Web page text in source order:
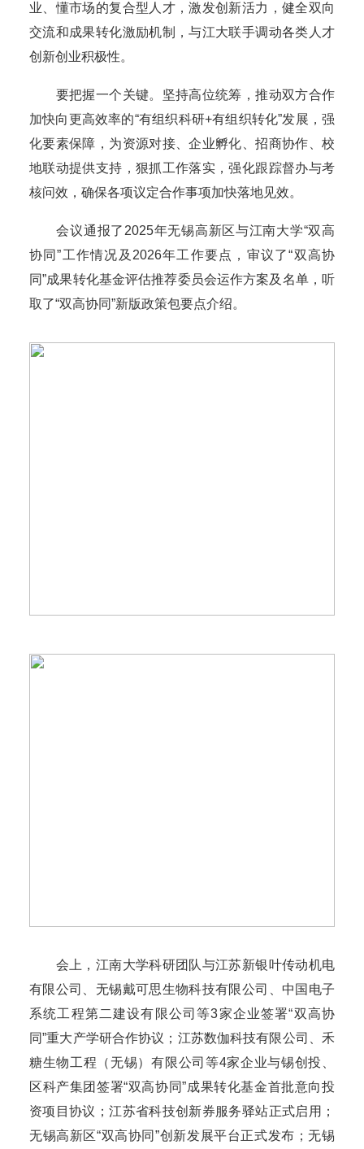
业、懂市场的复合型人才，激发创新活力，健全双向
交流和成果转化激励机制，与江大联手调动各类人才
创新创业积极性。
要把握一个关键。坚持高位统筹，推动双方合作
加快向更高效率的“有组织科研+有组织转化”发展，强
化要素保障，为资源对接、企业孵化、招商协作、校
地联动提供支持，狠抓工作落实，强化跟踪督办与考
核问效，确保各项议定合作事项加快落地见效。
会议通报了2025年无锡高新区与江南大学“双高
协同”工作情况及2026年工作要点，审议了“双高协
同”成果转化基金评估推荐委员会运作方案及名单，听
取了“双高协同”新版政策包要点介绍。
会上，江南大学科研团队与江苏新银叶传动机电
有限公司、无锡戴可思生物科技有限公司、中国电子
系统工程第二建设有限公司等3家企业签署“双高协
同”重大产学研合作协议；江苏数伽科技有限公司、禾
糖生物工程（无锡）有限公司等4家企业与锡创投、
区科产集团签署“双高协同”成果转化基金首批意向投
资项目协议；江苏省科技创新券服务驿站正式启用；
无锡高新区“双高协同”创新发展平台正式发布；无锡